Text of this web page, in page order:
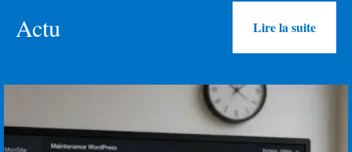
Actu Lire la suite